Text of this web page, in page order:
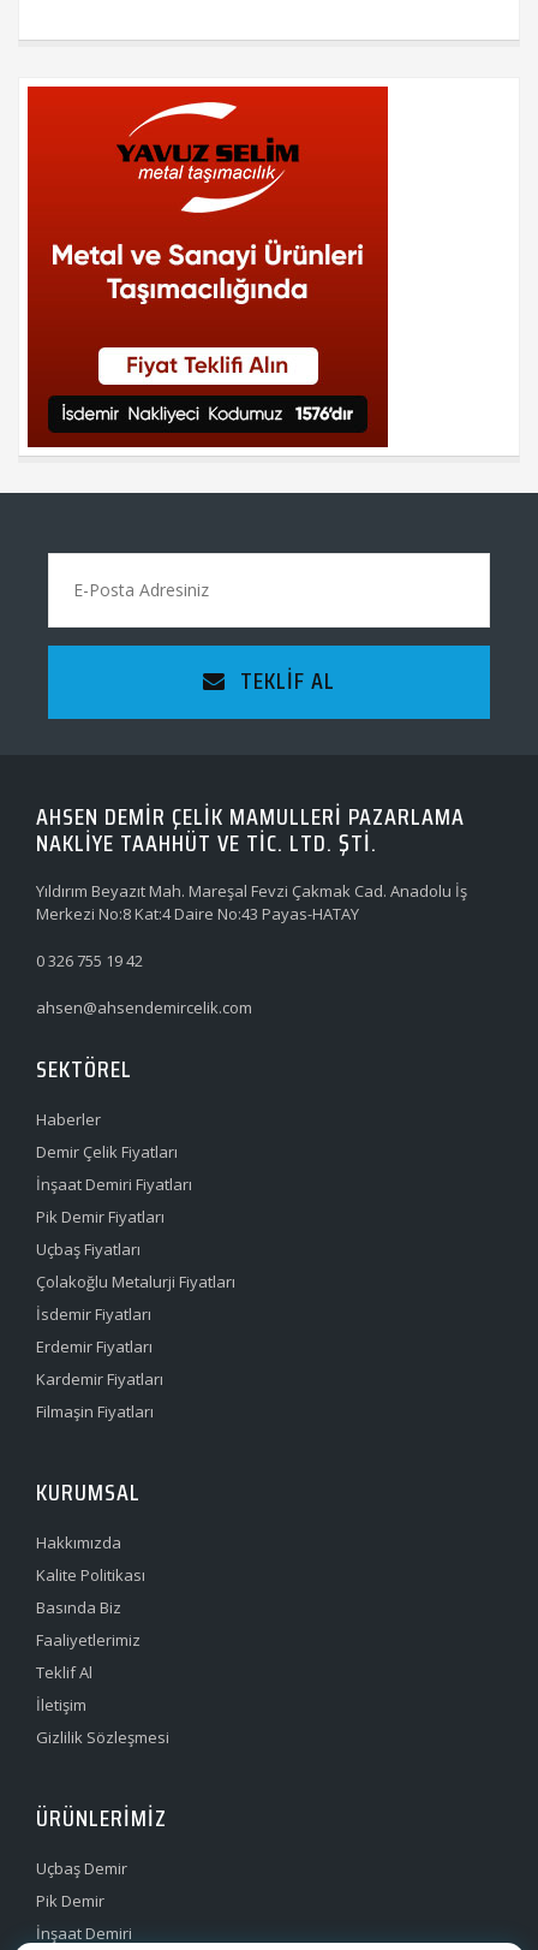
TEKLIF AL
AHSEN DEMİR ÇELİK MAMULLERİ PAZARLAMA
NAKLİYE TAAHHÜT VE TİC. LTD. ŞTİ.
Yıldırım Beyazıt Mah. Mareşal Fevzi Çakmak Cad. Anadolu İş
Merkezi No:8 Kat:4 Daire No:43 Payas-HATAY
0 326 755 19 42
ahsen@ahsendemircelik.com
SEKTÖREL
Haberler
Demir Çelik Fiyatları
İnşaat Demiri Fiyatları
Pik Demir Fiyatları
Uçbaş Fiyatları
Çolakoğlu Metalurji Fiyatları
İsdemir Fiyatları
Erdemir Fiyatları
Kardemir Fiyatları
Filmaşin Fiyatları
KURUMSAL
Hakkımızda
Kalite Politikası
Basında Biz
Faaliyetlerimiz
Teklif Al
İletişim
Gizlilik Sözleşmesi
ÜRÜNLERIMIZ
Uçbaş Demir
Pik Demir
İnşaat Demiri